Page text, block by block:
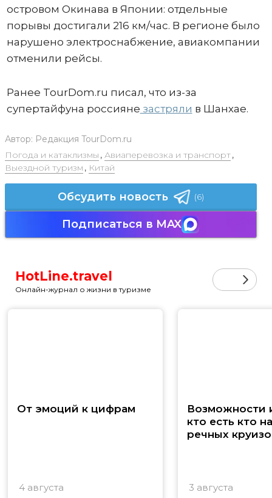
островом Окинава в Японии: отдельные
порывы достигали 216 км/час. В регионе было
нарушено электроснабжение, авиакомпании
отменили рейсы.
Ранее TourDom.ru писал, что из-за
супертайфуна россияне застряли в Шанхае.
Автор: Редакция TourDom.ru
Погода и катаклизмы , Авиаперевозка и транспорт,
Выездной туризм , Китай
Обсудить новость (6)
Подписаться в MAX
HotLine.travel
Онлайн-журнал о жизни в туризме
От эмоций к цифрам
4 августа
Возможности
кто есть кто
речных
3 августа